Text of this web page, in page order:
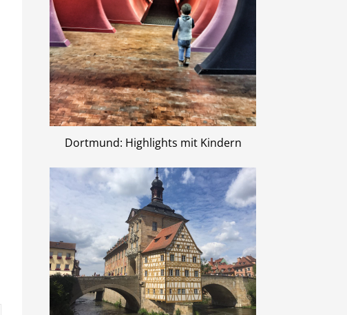
Dortmund: Highlights mit Kindern